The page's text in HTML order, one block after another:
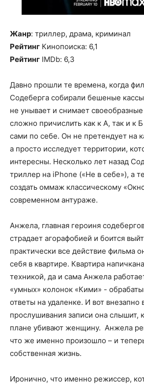
Жанр: триллер, драма, криминал
Рейтинг Кинопоиска: 6,1
Рейтинг IMDb: 6,3
Давно прошли те времена, когда
Содеберга собирали бешеные
не унывает и снимает
сложно причислить как к А, так и к
сами по себе. Он не претендует на
а просто исследует территории,
интересны. Несколько лет назад
триллер на iPhone («Не в себе»), а
создать оммаж классическому
современном антураже.
Анжела, главная героиня
страдает агорафобией и боится
практически все действие фильма
себя в квартире. Квартира
техникой, да и сама Анжела
«умных» колонок «Кими» -
ответы на удаленке. И вот внезапно
прослушивания записи она слышит,
плане убивают женщину. Анжела
что же именно произошло – и
собственная жизнь.
Иронично, что именно режиссер,